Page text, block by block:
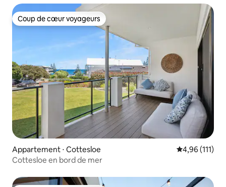
Coup de cœur voyageurs
Coup de cœur voyageurs
Appartement ⋅ Cottesloe Évaluation
4,96 (111)
Cottesloe en bord de mer